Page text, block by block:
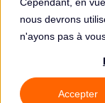
nous devrons
n'ayons pas à
Accepter